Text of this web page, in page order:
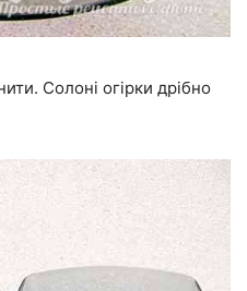
Солоні огірки дрібно